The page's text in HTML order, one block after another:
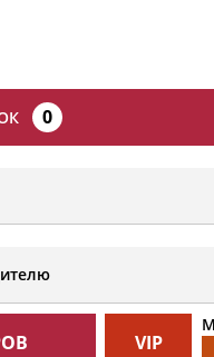
0
VIP